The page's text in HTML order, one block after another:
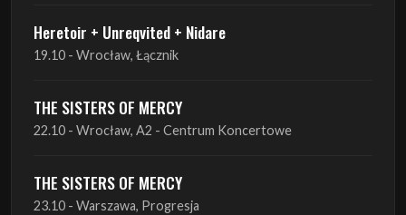
Heretoir + Unreqvited + Nidare
19.10 - Wrocław, Łącznik
THE SISTERS OF MERCY
22.10 - Wrocław, A2 - Centrum Koncertowe
THE SISTERS OF MERCY
23.10 - Warszawa, Progresja